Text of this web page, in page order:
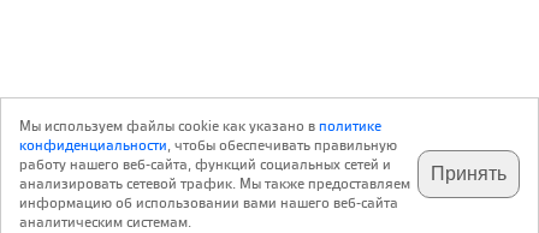
подпишитесь на наш
телеграм @archi_ru
✕
Мы используем файлы cookie как указано вполитике
конфиденциальности, чтобы обеспечивать правильную
работу нашего веб-сайта, функций социальных сетей и
анализировать сетевой трафик. Мы также предоставляем
информацию об использовании вами нашего веб-сайта
аналитическим системам.
Принять